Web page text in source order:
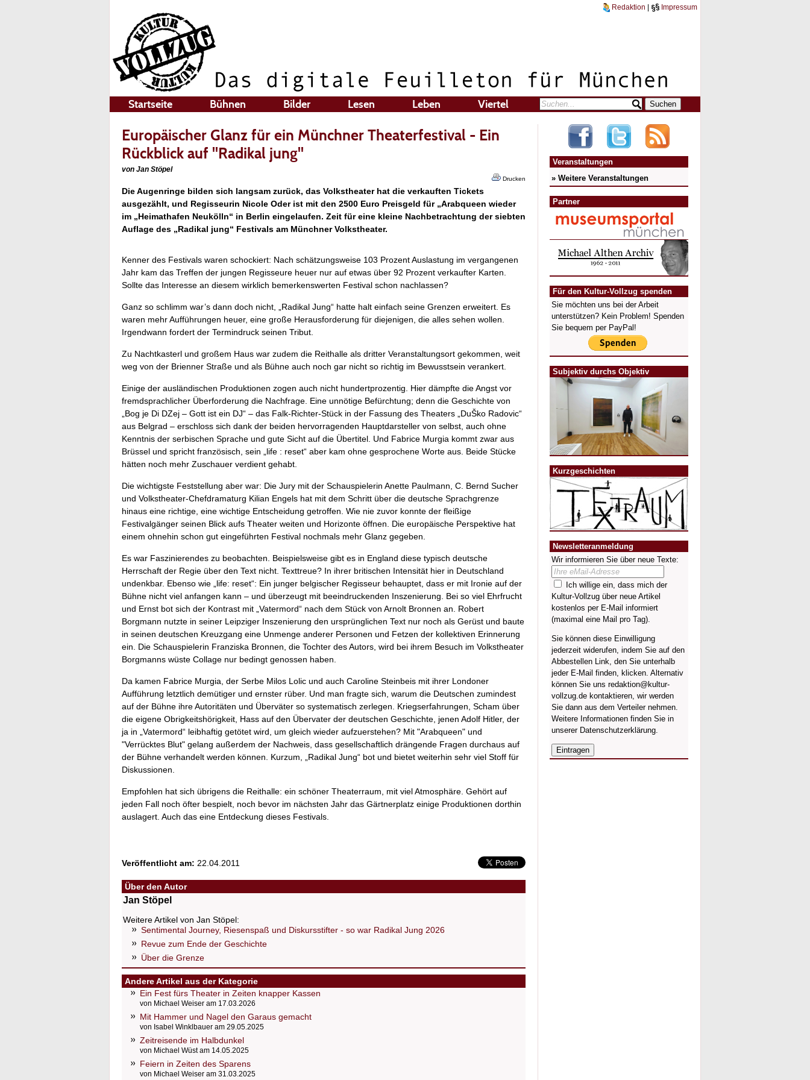
Redaktion Impressum
Startseite Bühnen Bilder Lesen Leben Viertel
Europäischer Glanz für ein Münchner Theaterfestival - Ein
Rückblick auf "Radikal jung"
von Jan Stöpel
Drucken
Die Augenringe bilden sich langsam zurück, das Volkstheater hat die verkauften Tickets
ausgezählt, und Regisseurin Nicole Oder ist mit den 2500 Euro Preisgeld für „Arabqueen wieder
im „Heimathafen Neukölln“ in Berlin eingelaufen. Zeit für eine kleine Nachbetrachtung der siebten
Auflage des „Radikal jung“ Festivals am Münchner Volkstheater.
Kenner des Festivals waren schockiert: Nach schätzungsweise 103 Prozent Auslastung im vergangenen
Jahr kam das Treffen der jungen Regisseure heuer nur auf etwas über 92 Prozent verkaufter Karten.
Sollte das Interesse an diesem wirklich bemerkenswerten Festival schon nachlassen?
Ganz so schlimm war’s dann doch nicht, „Radikal Jung“ hatte halt einfach seine Grenzen erweitert. Es
waren mehr Aufführungen heuer, eine große Herausforderung für diejenigen, die alles sehen wollen.
Irgendwann fordert der Termindruck seinen Tribut.
Zu Nachtkasterl und großem Haus war zudem die Reithalle als dritter Veranstaltungsort gekommen, weit
weg von der Brienner Straße und als Bühne auch noch gar nicht so richtig im Bewusstsein verankert.
Einige der ausländischen Produktionen zogen auch nicht hundertprozentig. Hier dämpfte die Angst vor
fremdsprachlicher Überforderung die Nachfrage. Eine unnötige Befürchtung; denn die Geschichte von
„Bog je Di DZej – Gott ist ein DJ“ – das Falk-Richter-Stück in der Fassung des Theaters „DuŠko Radovic“
aus Belgrad – erschloss sich dank der beiden hervorragenden Hauptdarsteller von selbst, auch ohne
Kenntnis der serbischen Sprache und gute Sicht auf die Übertitel. Und Fabrice Murgia kommt zwar aus
Brüssel und spricht französisch, sein „life : reset“ aber kam ohne gesprochene Worte aus. Beide Stücke
hätten noch mehr Zuschauer verdient gehabt.
Die wichtigste Feststellung aber war: Die Jury mit der Schauspielerin Anette Paulmann, C. Bernd Sucher
und Volkstheater-Chefdramaturg Kilian Engels hat mit dem Schritt über die deutsche Sprachgrenze
hinaus eine richtige, eine wichtige Entscheidung getroffen. Wie nie zuvor konnte der fleißige
Festivalgänger seinen Blick aufs Theater weiten und Horizonte öffnen. Die europäische Perspektive hat
einem ohnehin schon gut eingeführten Festival nochmals mehr Glanz gegeben.
Es war Faszinierendes zu beobachten. Beispielsweise gibt es in England diese typisch deutsche
Herrschaft der Regie über den Text nicht. Texttreue? In ihrer britischen Intensität hier in Deutschland
undenkbar. Ebenso wie „life: reset“: Ein junger belgischer Regisseur behauptet, dass er mit Ironie auf der
Bühne nicht viel anfangen kann – und überzeugt mit beeindruckenden Inszenierung. Bei so viel Ehrfrucht
und Ernst bot sich der Kontrast mit „Vatermord“ nach dem Stück von Arnolt Bronnen an. Robert
Borgmann nutzte in seiner Leipziger Inszenierung den ursprünglichen Text nur noch als Gerüst und baute
in seinen deutschen Kreuzgang eine Unmenge anderer Personen und Fetzen der kollektiven Erinnerung
ein. Die Schauspielerin Franziska Bronnen, die Tochter des Autors, wird bei ihrem Besuch im Volkstheater
Borgmanns wüste Collage nur bedingt genossen haben.
Da kamen Fabrice Murgia, der Serbe Milos Lolic und auch Caroline Steinbeis mit ihrer Londoner
Aufführung letztlich demütiger und ernster rüber. Und man fragte sich, warum die Deutschen zumindest
auf der Bühne ihre Autoritäten und Überväter so systematisch zerlegen. Kriegserfahrungen, Scham über
die eigene Obrigkeitshörigkeit, Hass auf den Übervater der deutschen Geschichte, jenen Adolf Hitler, der
ja in „Vatermord“ leibhaftig getötet wird, um gleich wieder aufzuerstehen? Mit "Arabqueen" und
"Verrücktes Blut" gelang außerdem der Nachweis, dass gesellschaftlich drängende Fragen durchaus auf
der Bühne verhandelt werden können. Kurzum, „Radikal Jung“ bot und bietet weiterhin sehr viel Stoff für
Diskussionen.
Empfohlen hat sich übrigens die Reithalle: ein schöner Theaterraum, mit viel Atmosphäre. Gehört auf
jeden Fall noch öfter bespielt, noch bevor im nächsten Jahr das Gärtnerplatz einige Produktionen dorthin
auslagert. Auch das eine Entdeckung dieses Festivals.
Veröffentlicht am: 22.04.2011
Über den Autor
Jan Stöpel
Weitere Artikel von Jan Stöpel:
Sentimental Journey, Riesenspaß und Diskursstifter - so war Radikal Jung 2026
Revue zum Ende der Geschichte
Über die Grenze
Andere Artikel aus der Kategorie
Ein Fest fürs Theater in Zeiten knapper Kassen
von Michael Weiser am 17.03.2026
Mit Hammer und Nagel den Garaus gemacht
von Isabel Winklbauer am 29.05.2025
Zeitreisende im Halbdunkel
von Michael Wüst am 14.05.2025
Feiern in Zeiten des Sparens
von Michael Weiser am 31.03.2025
Veranstaltungen
» Weitere Veranstaltungen
Partner
Für den Kultur-Vollzug spenden
Sie möchten uns bei der Arbeit
unterstützen? Kein Problem! Spenden
Sie bequem per PayPal!
Subjektiv durchs Objektiv
Kurzgeschichten
Newsletteranmeldung
Wir informieren Sie über neue Texte:
Ich willige ein, dass mich der
Kultur-Vollzug über neue Artikel
kostenlos per E-Mail informiert
(maximal eine Mail pro Tag).
Sie können diese Einwilligung
jederzeit widerufen, indem Sie auf den
Abbestellen Link, den Sie unterhalb
jeder E-Mail finden, klicken. Alternativ
können Sie uns redaktion@kultur-
vollzug.de kontaktieren, wir werden
Sie dann aus dem Verteiler nehmen.
Weitere Informationen finden Sie in
unserer Datenschutzerklärung.